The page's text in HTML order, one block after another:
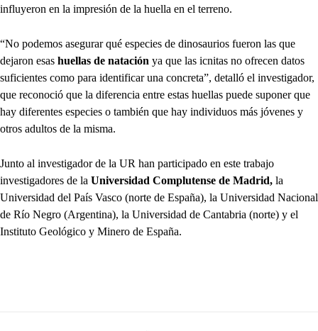
influyeron en la impresión de la huella en el terreno.
“No podemos asegurar qué especies de dinosaurios fueron las que
dejaron esas huellas de natación ya que las icnitas no ofrecen datos
suficientes como para identificar una concreta”, detalló el investigador,
que reconoció que la diferencia entre estas huellas puede suponer que
hay diferentes especies o también que hay individuos más jóvenes y
otros adultos de la misma.
Junto al investigador de la UR han participado en este trabajo
investigadores de la Universidad Complutense de Madrid, la
Universidad del País Vasco (norte de España), la Universidad Nacional
de Río Negro (Argentina), la Universidad de Cantabria (norte) y el
Instituto Geológico y Minero de España.